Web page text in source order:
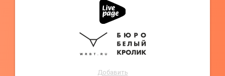
Добавить